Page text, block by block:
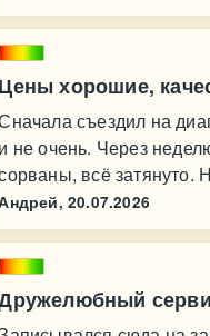
Цены хорошие,
съездил на
и не очень. Через
всё затянуто.
20.07.2026